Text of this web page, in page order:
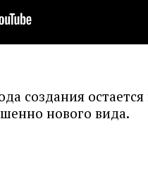
создания остается
нового вида.